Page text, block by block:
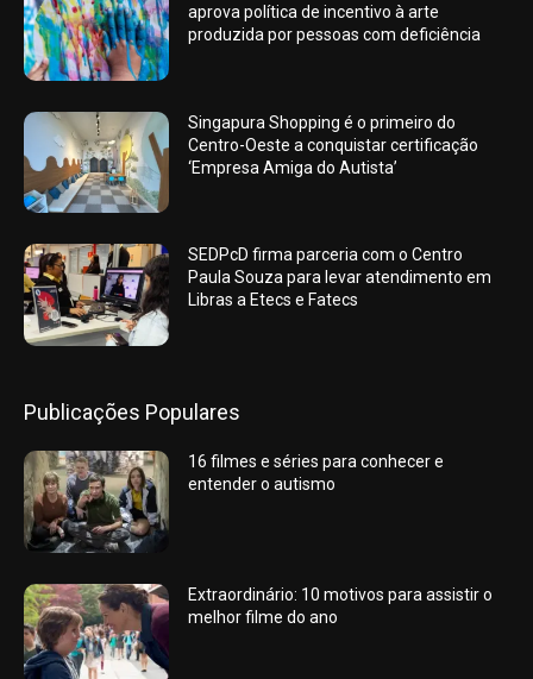
aprova política de incentivo à arte
produzida por pessoas com deficiência
Singapura Shopping é o primeiro do
Centro-Oeste a conquistar certificação
‘Empresa Amiga do Autista’
SEDPcD firma parceria com o Centro
Paula Souza para levar atendimento em
Libras a Etecs e Fatecs
Publicações Populares
16 filmes e séries para conhecer e
entender o autismo
Extraordinário: 10 motivos para assistir o
melhor filme do ano